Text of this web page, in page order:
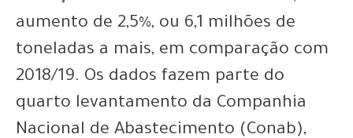
aumento de 2,5%, ou 6,1 milhões de
toneladas a mais, em comparação com
2018/19. Os dados fazem parte do
quarto levantamento da Companhia
Nacional de Abastecimento (Conab),